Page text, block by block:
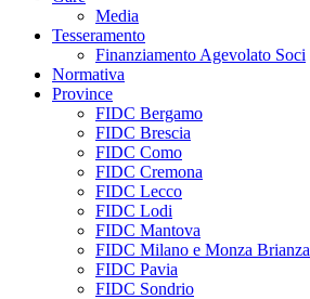
Media
Tesseramento
Finanziamento Agevolato Soci
Normativa
Province
FIDC Bergamo
FIDC Brescia
FIDC Como
FIDC Cremona
FIDC Lecco
FIDC Lodi
FIDC Mantova
FIDC Milano e Monza Brianza
FIDC Pavia
FIDC Sondrio